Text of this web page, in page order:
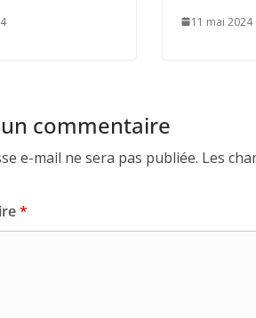
11 mai 2024
commentaire
e-mail ne sera pas publiée. Les
*